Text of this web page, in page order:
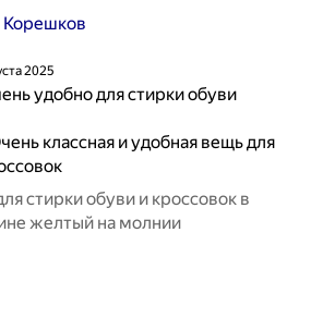
Корешков
2025
удобно для стирки обуви
классная и удобная вещь для
стирки обуви и кроссовок в
желтый на молнии